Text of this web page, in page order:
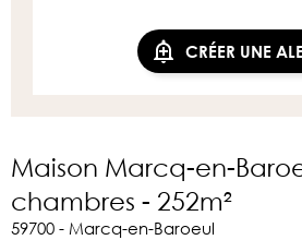
CRÉER UNE
Maison Marcq-en-
chambres - 252m²
59700 - Marcq-en-Baroeul